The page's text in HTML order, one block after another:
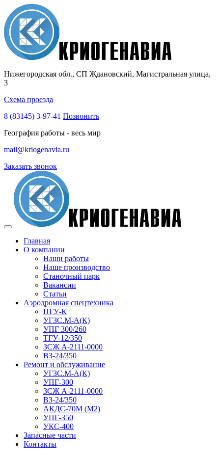
Нижегородская обл., СП Ждановский, Магистральная улица,
3
Схема проезда
8 (83145) 3-97-41 Позвонить
География работы - весь мир
mail@kriogenavia.ru
Заказать звонок
Главная
О компании
Наши работы
Наше производство
Станочный парк
Вакансии
Статьи
Аэродромная спецтехника
ПГУ-К
УГЗС.М-А(К)
УПГ 300/260
ТГУ-12/350
ЗСЖ А-2111-0000
ВЗ-24/350
Ремонт и обслуживание
УГЗС.М-А(К)
УПГ-300
ЗСЖ А-2111-0000
ВЗ-24/350
АКДС-70М (М2)
УПГ-350
УКС-400
Запасные части
Контакты